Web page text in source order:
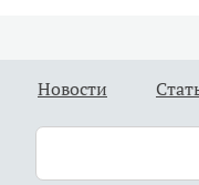
Новости